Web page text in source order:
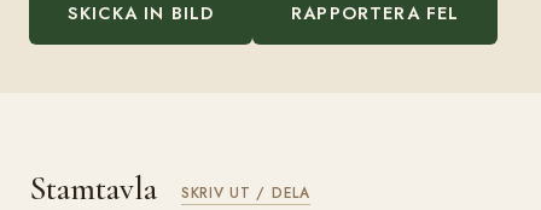
SKICKA IN BILD RAPPORTERA FEL
Stamtavla SKRIV UT / DELA